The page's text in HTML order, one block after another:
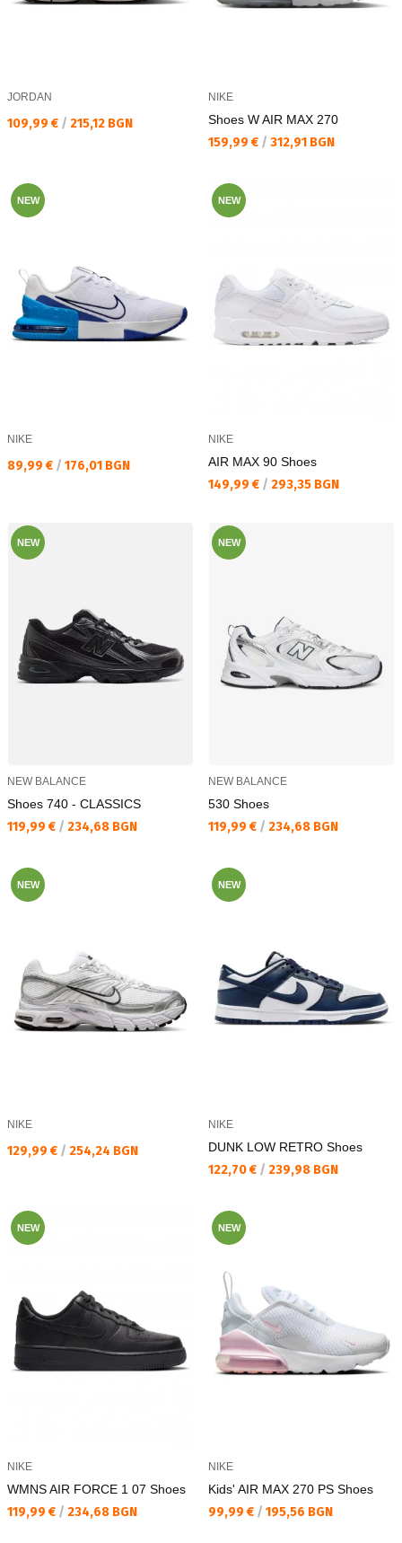
JORDAN
Текуща цена:
109,99 € / 215,12 BGN
NIKE
Shoes W AIR MAX 270
Текуща цена:
159,99 € / 312,91 BGN
NEW
NIKE
Текуща цена:
89,99 € / 176,01 BGN
NEW
NIKE
AIR MAX 90 Shoes
Текуща цена:
149,99 € / 293,35 BGN
NEW
NEW BALANCE
Shoes 740 - CLASSICS
Текуща цена:
119,99 € / 234,68 BGN
NEW
NEW BALANCE
530 Shoes
Текуща цена:
119,99 € / 234,68 BGN
NEW
NIKE
Текуща цена:
129,99 € / 254,24 BGN
NEW
NIKE
DUNK LOW RETRO Shoes
Текуща цена:
122,70 € / 239,98 BGN
NEW
NIKE
WMNS AIR FORCE 1 07 Shoes
Текуща цена:
119,99 € / 234,68 BGN
NEW
NIKE
Kids' AIR MAX 270 PS Shoes
Текуща цена:
99,99 € / 195,56 BGN